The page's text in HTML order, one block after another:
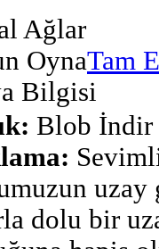
Ağlar
Tam
Bilgisi
Blob İndir
uzay
dolu bir